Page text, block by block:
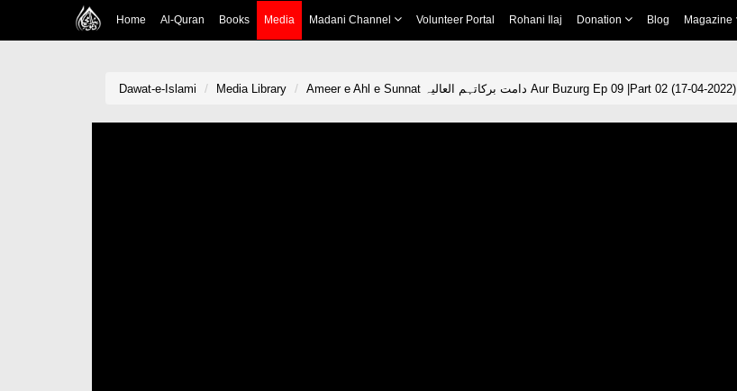
Home Al-Quran Books Media Madani Channel Volunteer Portal Rohani Ilaj Donation Blog Magazine
Dawat-e-Islami Media Library Ameer e Ahl e Sunnat دامت برکاتہم العالیہ Aur Buzurg Ep 09 |Part 02 (17-04-2022)